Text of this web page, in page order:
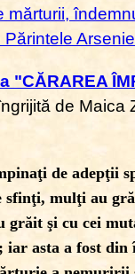
mărturii,
"CĂRAREA
de Maica
de adepţii
sfinţi, mulţi au
grăit şi cu cei
iar asta a fost din